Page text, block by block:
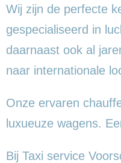
Wij zijn de perfecte
gespecialiseerd in
daarnaast ook al
naar internationale
Onze ervaren
luxueuze wagens.
Bij Taxi service